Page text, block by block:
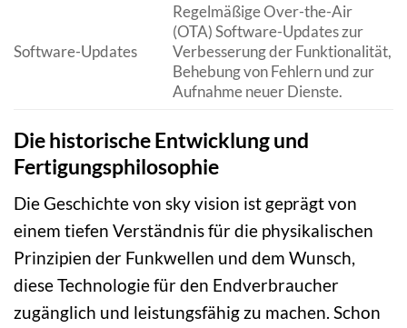
Software-Updates
Regelmäßige Over-the-Air
(OTA) Software-Updates zur
Verbesserung der Funktionalität,
Behebung von Fehlern und zur
Aufnahme neuer Dienste.
Die historische Entwicklung und
Fertigungsphilosophie
Die Geschichte von sky vision ist geprägt von
einem tiefen Verständnis für die physikalischen
Prinzipien der Funkwellen und dem Wunsch,
diese Technologie für den Endverbraucher
zugänglich und leistungsfähig zu machen. Schon